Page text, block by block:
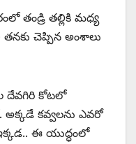
తండ్రి తల్లికి మధ్య
చెప్పిన అంశాలు
దేవగిరి కోటలో
అక్కడే కవ్వలను ఎవరో
ఈ యుద్ధంలో